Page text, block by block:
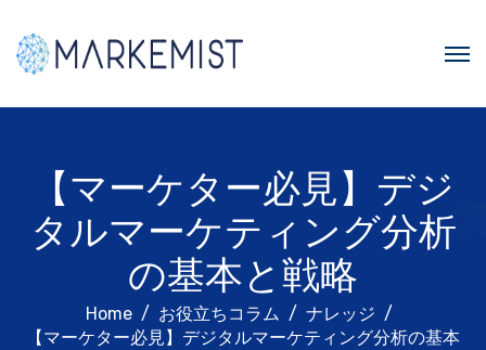
【マーケター必見】デジ
タルマーケティング分析
の基本と戦略
Home お役立ちコラム
ナレッジ
【マーケター必見】デジタルマーケティング分析の基本